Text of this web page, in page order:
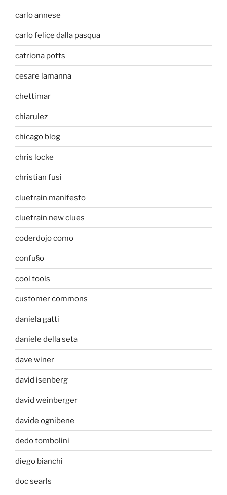
carlo annese
carlo felice dalla pasqua
catriona potts
cesare lamanna
chettimar
chiarulez
chicago blog
chris locke
christian fusi
cluetrain manifesto
cluetrain new clues
coderdojo como
confu§o
cool tools
customer commons
daniela gatti
daniele della seta
dave winer
david isenberg
david weinberger
davide ognibene
dedo tombolini
diego bianchi
doc searls